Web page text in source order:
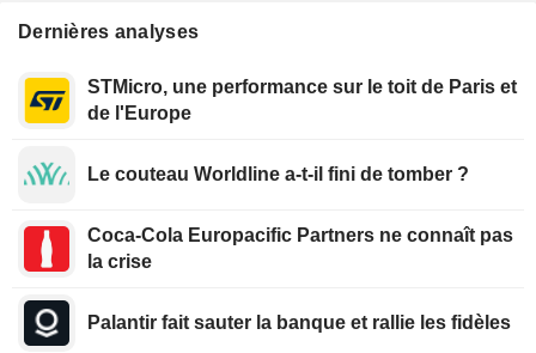
Dernières analyses
STMicro, une performance sur le toit de Paris et
de l'Europe
Le couteau Worldline a-t-il fini de tomber ?
Coca-Cola Europacific Partners ne connaît pas
la crise
Palantir fait sauter la banque et rallie les fidèles